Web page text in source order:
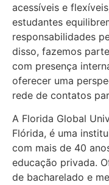
acessíveis e
estudantes
responsabilidades
disso, fazemos
com presença
oferecer uma
rede de contatos
A Florida Global
Flórida, é uma
com mais de 40
educação privada.
de bacharelado e